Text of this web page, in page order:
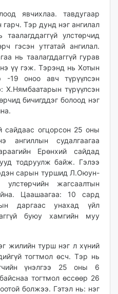
явчихлаа. тавдугаар
Тэр дунд нэг ангилал
улстөрчид
гэсэн утгатай ангилал.
нь таалагддаггүй гурав
үү гэж. Тэрэнд нь Хотын
-19 оноо авч түрүүлсэн
Х.Нямбаатарын түрүүлсэн
бичигддэг болоод нэг
сайдаас огцорсон 25 оны
судалгаагаа
Ерөнхий сайдад
тодруулж байж. Гэлээ
сарын туршид Л.Оюун-
жагсаалтын
Цаашаагаа: 10 сард
даргаас унахад үйл
буюу хамгийн муу
жилийн турш нэг л хүний
тогтмол өсч. Тэр нь
үнэлгээ 25 оны 6
тогтмол өссөөр 26
болжээ. Гэтэл нь: нэг